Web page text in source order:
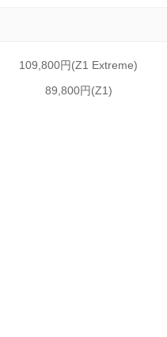
109,800円(Z1 Extreme)
89,800円(Z1)